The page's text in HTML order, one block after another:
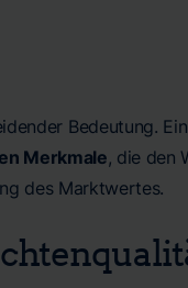
Bedeutung.
Merkmale, die den
des Marktwertes.